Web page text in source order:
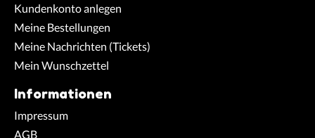
Kundenkonto anlegen
Meine Bestellungen
Meine Nachrichten (Tickets)
Mein Wunschzettel
Informationen
Impressum
AGB